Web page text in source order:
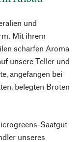
und
Mit ihrem
scharfen Aroma
unsere Teller und
angefangen bei
belegten Broten
Saatgut
unseres